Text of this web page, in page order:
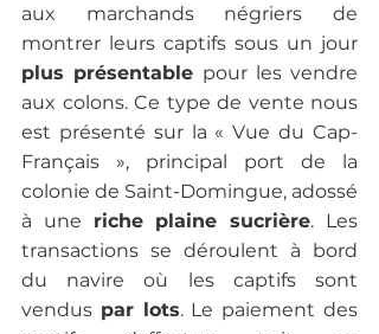
aux marchands négriers de
montrer leurs captifs sous un jour
plus présentable pour les vendre
aux colons. Ce type de vente nous
est présenté sur la « Vue du Cap-
Français », principal port de la
colonie de Saint-Domingue, adossé
à une riche plaine sucrière. Les
transactions se déroulent à bord
du navire où les captifs sont
vendus par lots. Le paiement des